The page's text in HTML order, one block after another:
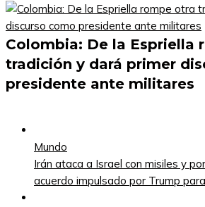
Colombia: De la Espriella
tradición y dará primer
presidente ante militares
Mundo
Irán ataca a Israel con misiles y
acuerdo impulsado por Trump